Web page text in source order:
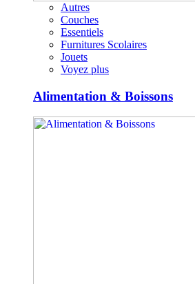
Autres
Couches
Essentiels
Furnitures Scolaires
Jouets
Voyez plus
Alimentation & Boissons